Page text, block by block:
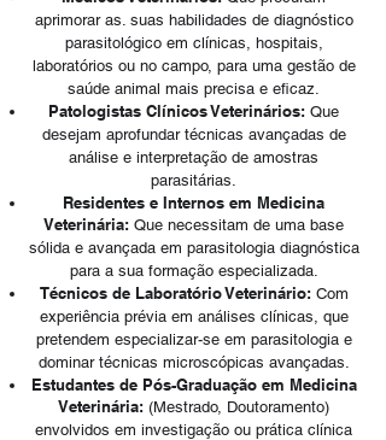
aprimorar as. suas habilidades de diagnóstico
parasitológico em clínicas, hospitais,
laboratórios ou no campo, para uma gestão de
saúde animal mais precisa e eficaz.
Patologistas Clínicos Veterinários: Que
desejam aprofundar técnicas avançadas de
análise e interpretação de amostras
parasitárias.
Residentes e Internos em Medicina
Veterinária: Que necessitam de uma base
sólida e avançada em parasitologia diagnóstica
para a sua formação especializada.
Técnicos de Laboratório Veterinário:Com
experiência prévia em análises clínicas, que
pretendem especializar-se em parasitologia e
dominar técnicas microscópicas avançadas.
Estudantes de Pós-Graduação em Medicina
Veterinária: (Mestrado, Doutoramento)
envolvidos em investigação ou prática clínica